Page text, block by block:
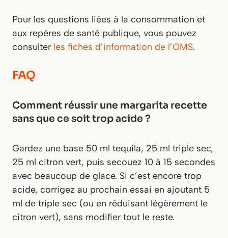
Pour les questions liées à la consommation et
aux repères de santé publique, vous pouvez
consulter les fiches d’information de l’OMS.
FAQ
Comment réussir une margarita recette
sans que ce soit trop acide ?
Gardez une base 50 ml tequila, 25 ml triple sec,
25 ml citron vert, puis secouez 10 à 15 secondes
avec beaucoup de glace. Si c’est encore trop
acide, corrigez au prochain essai en ajoutant 5
ml de triple sec (ou en réduisant légèrement le
citron vert), sans modifier tout le reste.